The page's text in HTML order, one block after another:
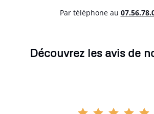
Par téléphone au
Découvrez les avis de